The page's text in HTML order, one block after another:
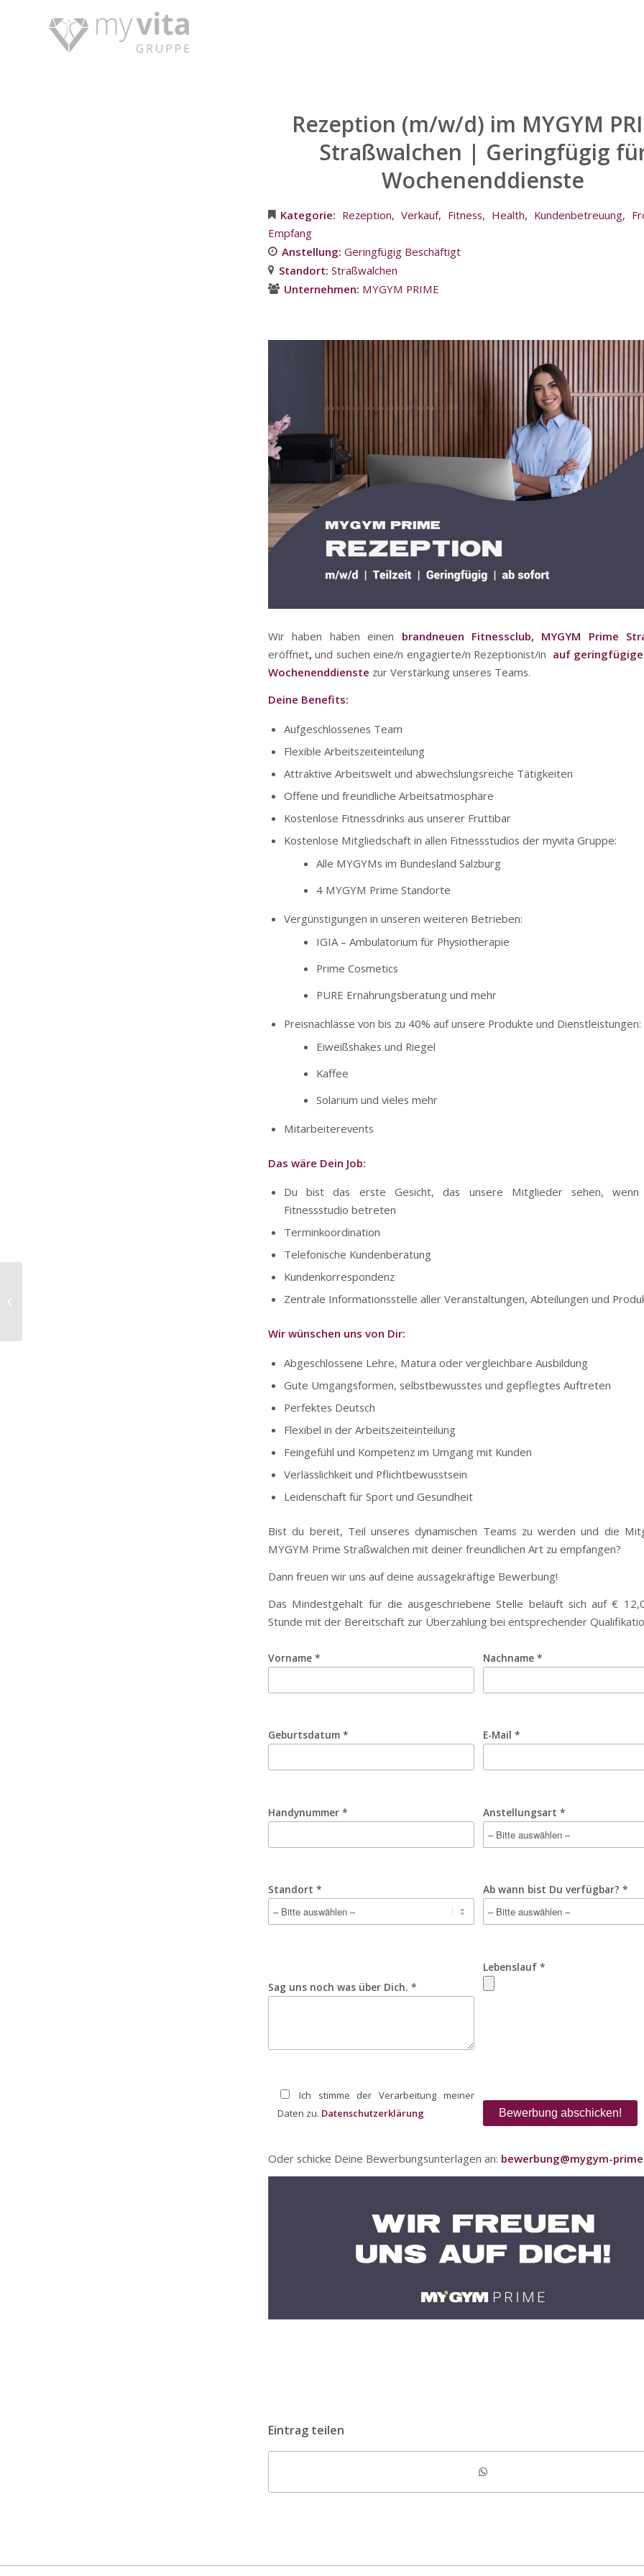
Rezeption (m/w/d) im MYGYM
Straßwalchen | Geringfügig
Wochenenddienste
Kategorie: Rezeption Verkauf Fitness Health Kundenbetreuung
Empfang
Anstellung: Geringfügig Beschäftigt
Standort: Straßwalchen
Unternehmen: MYGYM PRIME
Wir haben haben einen brandneuen Fitnessclub, MYGYM Prime
eröffnet, und suchen eine/n engagierte/n Rezeptionist/in auf
Wochenenddienste zur Verstärkung unseres Teams.
Deine Benefits:
Aufgeschlossenes Team
Flexible Arbeitszeiteinteilung
Attraktive Arbeitswelt und abwechslungsreiche Tätigkeiten
Offene und freundliche Arbeitsatmosphäre
Kostenlose Fitnessdrinks aus unserer Fruttibar
Kostenlose Mitgliedschaft in allen Fitnessstudios der myvita Gruppe:
Alle MYGYMs im Bundesland Salzburg
4 MYGYM Prime Standorte
Vergünstigungen in unseren weiteren Betrieben:
IGIA – Ambulatorium für Physiotherapie
Prime Cosmetics
PURE Ernährungsberatung und mehr
Preisnachlässe von bis zu 40% auf unsere Produkte und Dienstleistungen:
Eiweißshakes und Riegel
Kaffee
Solarium und vieles mehr
Mitarbeiterevents
Das wäre Dein Job:
Du bist das erste Gesicht, das unsere Mitglieder sehen,
Fitnessstudio betreten
Terminkoordination
Telefonische Kundenberatung
Kundenkorrespondenz
Zentrale Informationsstelle aller Veranstaltungen, Abteilungen und
Wir wünschen uns von Dir:
Abgeschlossene Lehre, Matura oder vergleichbare Ausbildung
Gute Umgangsformen, selbstbewusstes und gepflegtes Auftreten
Perfektes Deutsch
Flexibel in der Arbeitszeiteinteilung
Feingefühl und Kompetenz im Umgang mit Kunden
Verlässlichkeit und Pflichtbewusstsein
Leidenschaft für Sport und Gesundheit
Bist du bereit, Teil unseres dynamischen Teams zu werden und die
MYGYM Prime Straßwalchen mit deiner freundlichen Art zu empfangen?
Dann freuen wir uns auf deine aussagekräftige Bewerbung!
Das Mindestgehalt für die ausgeschriebene Stelle beläuft sich auf €
Stunde mit der Bereitschaft zur Überzahlung bei entsprechender
Vorname * Nachname *
Geburtsdatum * E-Mail *
Handynummer * Anstellungsart *
Standort * Ab wann bist Du verfügbar? *
Sag uns noch was über Dich. *
Lebenslauf *
Ich stimme der Verarbeitung meiner
Daten zu. Datenschutzerklärung
Oder schicke Deine Bewerbungsunterlagen an: bewerbung@mygym-
Eintrag teilen